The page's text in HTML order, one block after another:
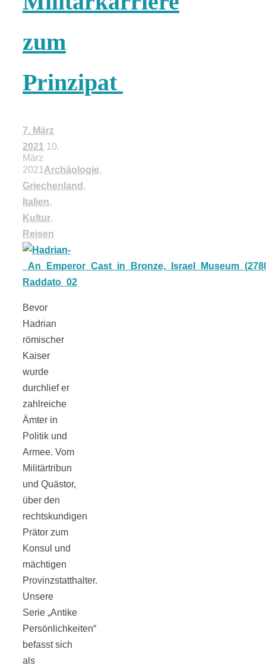
zum
Prinzipat
7. März
2021 10.
März
2021 Archäologie,
Griechenland ,
Italien,
Kultur,
Reisen
Bevor
Hadrian
römischer
Kaiser
wurde
durchlief er
zahlreiche
Ämter in
Politik und
Armee. Vom
Militärtribun
und Quästor,
über den
rechtskundigen
Prätor zum
Konsul und
mächtigen
Provinzstatthalter.
Unsere
Serie „Antike
Persönlichkeiten“
befasst sich
als
Risotto ai
Sache: Wir